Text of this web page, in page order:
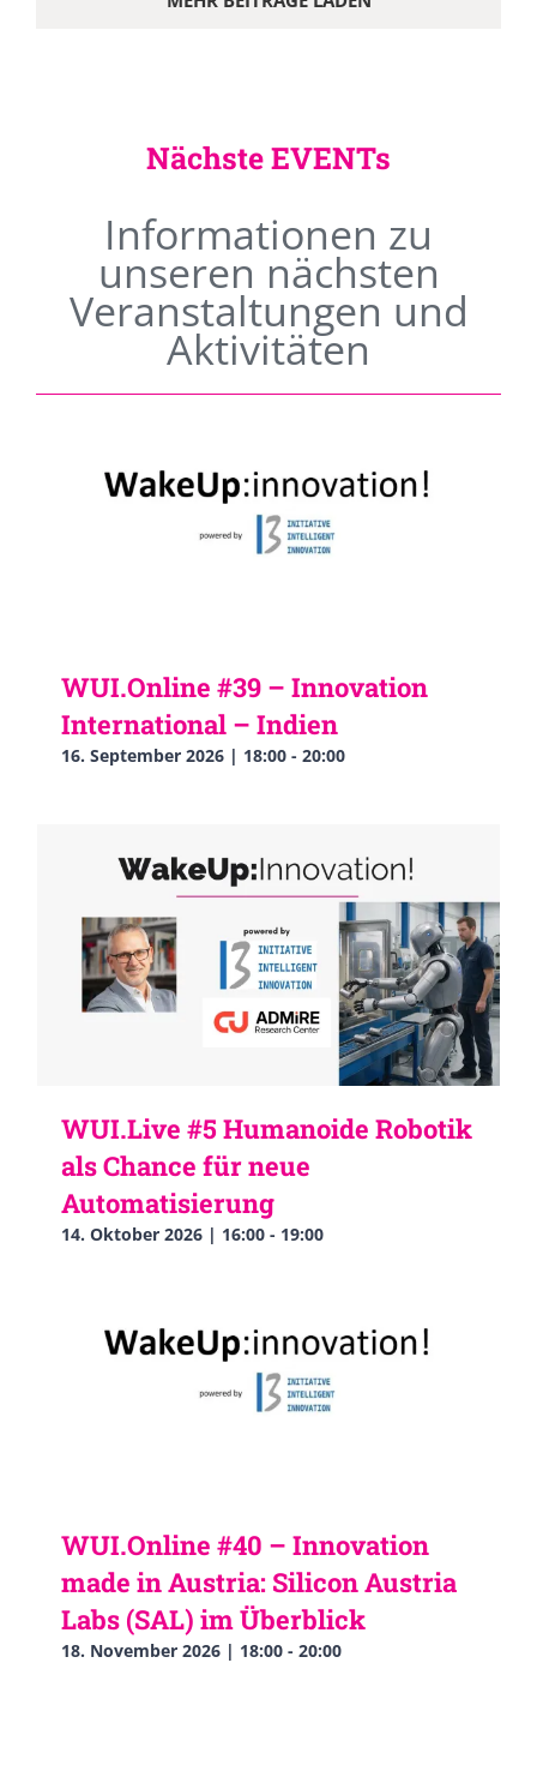
Nächste EVENTs
Informationen zu
unseren nächsten
Veranstaltungen und
Aktivitäten
WUI.Online #39 – Innovation
International – Indien
16. September 2026 | 18:00 - 20:00
WUI.Live #5 Humanoide Robotik
als Chance für neue
Automatisierung
14. Oktober 2026 | 16:00 - 19:00
WUI.Online #40 – Innovation
made in Austria: Silicon Austria
Labs (SAL) im Überblick
18. November 2026 | 18:00 - 20:00